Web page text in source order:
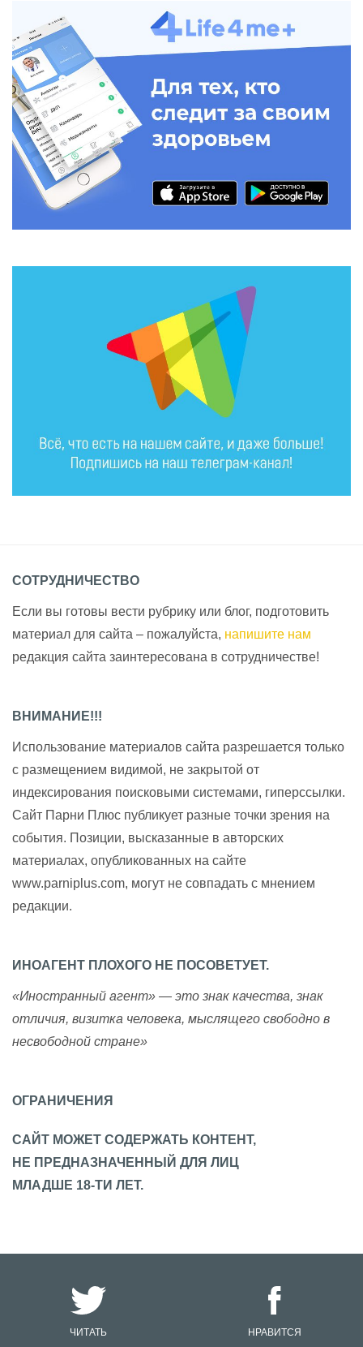
СОТРУДНИЧЕСТВО
Если вы готовы вести рубрику или блог, подготовить
материал для сайта – пожалуйста, напишите нам
редакция сайта заинтересована в сотрудничестве!
ВНИМАНИЕ!!!
Использование материалов сайта разрешается только
с размещением видимой, не закрытой от
индексирования поисковыми системами, гиперссылки.
Сайт Парни Плюс публикует разные точки зрения на
события. Позиции, высказанные в авторских
материалах, опубликованных на сайте
www.parniplus.com, могут не совпадать с мнением
редакции.
ИНОАГЕНТ ПЛОХОГО НЕ ПОСОВЕТУЕТ.
«Иностранный агент» — это знак качества, знак
отличия, визитка человека, мыслящего свободно в
несвободной стране»
ОГРАНИЧЕНИЯ
САЙТ МОЖЕТ СОДЕРЖАТЬ КОНТЕНТ,
НЕ ПРЕДНАЗНАЧЕННЫЙ ДЛЯ ЛИЦ
МЛАДШЕ 18-ТИ ЛЕТ.
ЧИТАТЬ НРАВИТСЯ